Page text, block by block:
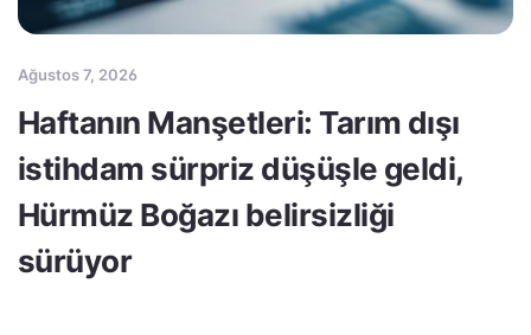
Ağustos 7, 2026
Haftanın Manşetleri: Tarım dışı
istihdam sürpriz düşüşle geldi,
Hürmüz Boğazı belirsizliği
sürüyor